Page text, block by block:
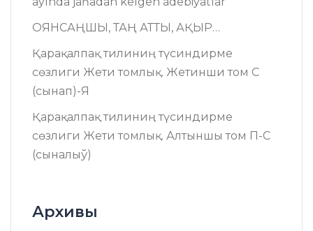
ОЯНСАҢШЫ, ТАҢ АТТЫ, АҚЫР…
Қарақалпақ тилиниң түсиндирме
сөзлиги Жети томлық. Жетинши том C
(сынап)-Я
Қарақалпақ тилиниң түсиндирме
сөзлиги Жети томлық. Алтыншы том П-C
(сыналыў)
Архивы